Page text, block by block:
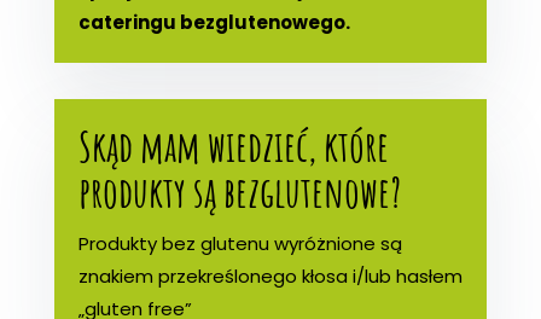
cateringu bezglutenowego.
Skąd mam wiedzieć, które
produkty są bezglutenowe?
Produkty bez glutenu wyróżnione są
znakiem przekreślonego kłosa i/lub hasłem
„gluten free”